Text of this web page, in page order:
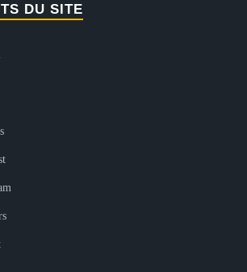
DU SITE